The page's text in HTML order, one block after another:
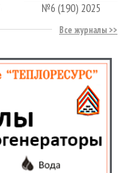
№6 (190) 2025
Все журналы